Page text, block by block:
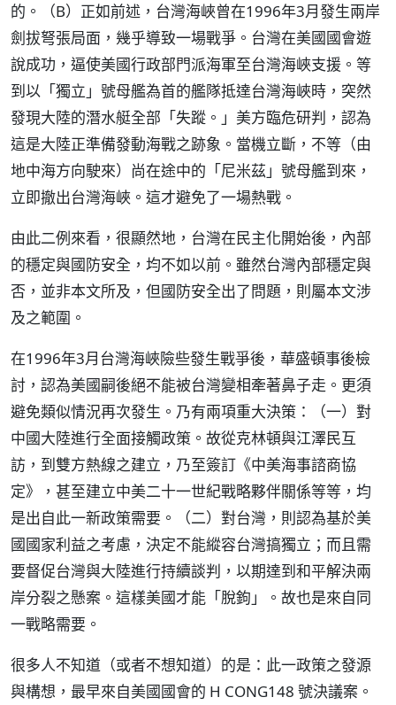
的。（B）正如前述，台灣海峽曾在1996年3月發生兩岸
劍拔弩張局面，幾乎導致一場戰爭。台灣在美國國會遊
說成功，逼使美國行政部門派海軍至台灣海峽支援。等
到以「獨立」號母艦為首的艦隊抵達台灣海峽時，突然
發現大陸的潛水艇全部「失蹤。」美方臨危研判，認為
這是大陸正準備發動海戰之跡象。當機立斷，不等（由
地中海方向駛來）尚在途中的「尼米茲」號母艦到來，
立即撤出台灣海峽。這才避免了一場熱戰。
由此二例來看，很顯然地，台灣在民主化開始後，內部
的穩定與國防安全，均不如以前。雖然台灣內部穩定與
否，並非本文所及，但國防安全出了問題，則屬本文涉
及之範圍。
在1996年3月台灣海峽險些發生戰爭後，華盛頓事後檢
討，認為美國嗣後絕不能被台灣變相牽著鼻子走。更須
避免類似情況再次發生。乃有兩項重大決策：（一）對
中國大陸進行全面接觸政策。故從克林頓與江澤民互
訪，到雙方熱線之建立，乃至簽訂《中美海事諮商協
定》，甚至建立中美二十一世紀戰略夥伴關係等等，均
是出自此一新政策需要。（二）對台灣，則認為基於美
國國家利益之考慮，決定不能縱容台灣搞獨立；而且需
要督促台灣與大陸進行持續談判，以期達到和平解決兩
岸分裂之懸案。這樣美國才能「脫鉤」。故也是來自同
一戰略需要。
很多人不知道（或者不想知道）的是：此一政策之發源
與構想，最早來自美國國會的 H CONG148 號決議案。